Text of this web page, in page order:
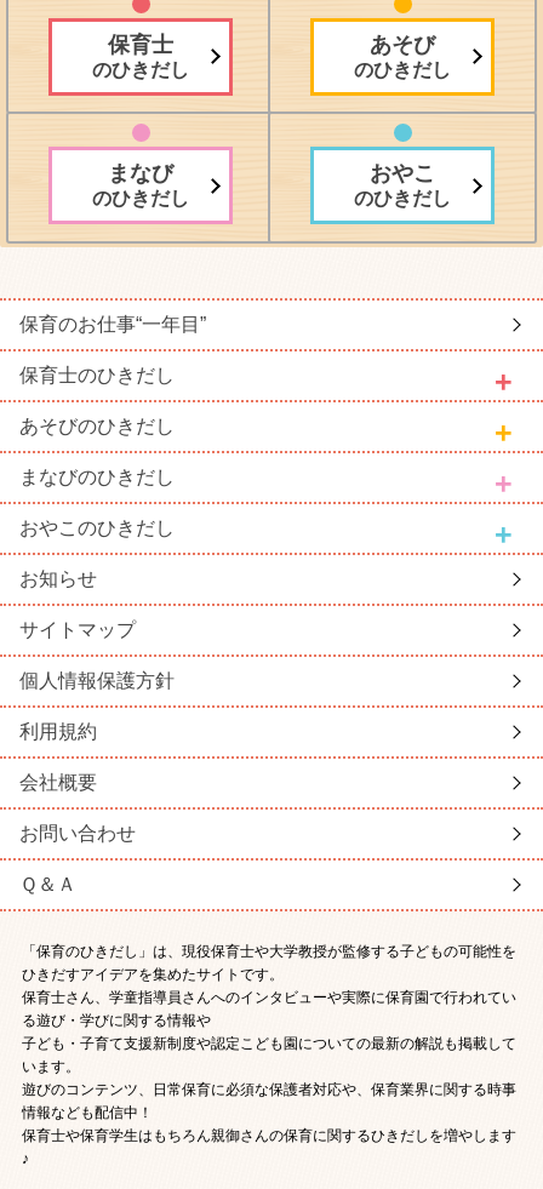
保育士
のひきだし
あそび
のひきだし
まなび
のひきだし
おやこ
のひきだし
保育のお仕事“一年目”
保育士のひきだし
あそびのひきだし
まなびのひきだし
おやこ のひきだし
お知らせ
サイトマップ
個人情報保護方針
利用規約
会社概要
お問い合わせ
Ｑ＆Ａ
「保育のひきだし」は、現役保育士や大学教授が監修する子どもの可能性を
ひきだすアイデアを集めたサイトです。
保育士さん、学童指導員さんへのインタビューや実際に保育園で行われてい
る遊び・学びに関する情報や
子ども・子育て支援新制度や認定こども園についての最新の解説も掲載して
います。
遊びのコンテンツ、日常保育に必須な保護者対応や、保育業界に関する時事
情報なども配信中！
保育士や保育学生はもちろん親御さんの保育に関するひきだしを増やします
♪